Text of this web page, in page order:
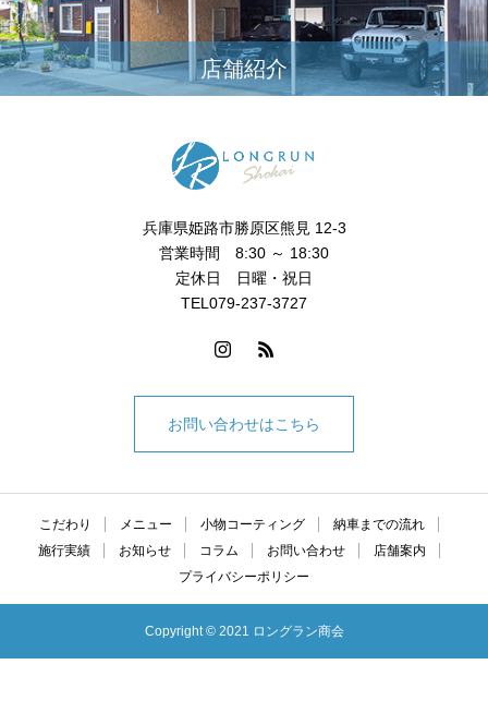
店舗紹介
兵庫県姫路市勝原区熊見 12-3
営業時間 8:30 ～ 18:30
定休日 日曜・祝日
TEL079-237-3727
お問い合わせはこちら
こだわり メニュー 小物コーティング
納車までの流れ
施行実績
お知らせ コラム お問い合わせ
店舗案内
プライバシーポリシー
Copyright © 2021 ロングラン商会